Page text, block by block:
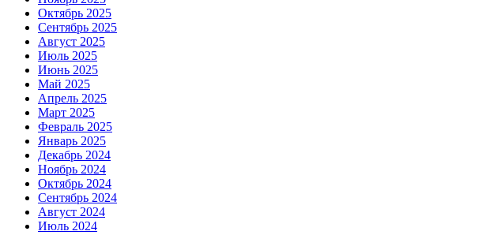
Октябрь 2025
Сентябрь 2025
Август 2025
Июль 2025
Июнь 2025
Май 2025
Апрель 2025
Март 2025
Февраль 2025
Январь 2025
Декабрь 2024
Ноябрь 2024
Октябрь 2024
Сентябрь 2024
Август 2024
Июль 2024